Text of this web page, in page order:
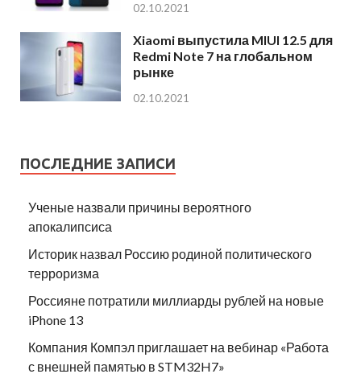
02.10.2021
Xiaomi выпустила MIUI 12.5 для
Redmi Note 7 на глобальном
рынке
02.10.2021
ПОСЛЕДНИЕ ЗАПИСИ
Ученые назвали причины вероятного
апокалипсиса
Историк назвал Россию родиной политического
терроризма
Россияне потратили миллиарды рублей на новые
iPhone 13
Компания Компэл приглашает на вебинар «Работа
с внешней памятью в STM32H7»